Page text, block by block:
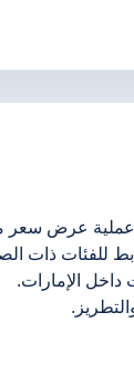
عرض سعر
للفئات ذات
الإمارات.